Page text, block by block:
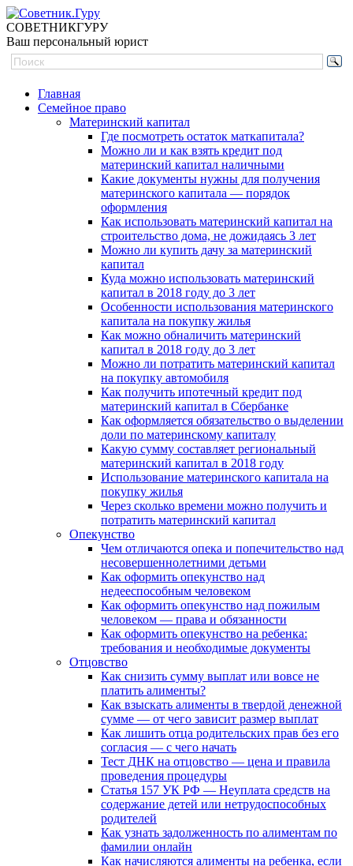
СОВЕТНИКГУРУ
Ваш персональный юрист
Главная
Семейное право
Материнский капитал
Где посмотреть остаток маткапитала?
Можно ли и как взять кредит под
материнский капитал наличными
Какие документы нужны для получения
материнского капитала — порядок
оформления
Как использовать материнский капитал на
строительство дома, не дожидаясь 3 лет
Можно ли купить дачу за материнский
капитал
Куда можно использовать материнский
капитал в 2018 году до 3 лет
Особенности использования материнского
капитала на покупку жилья
Как можно обналичить материнский
капитал в 2018 году до 3 лет
Можно ли потратить материнский капитал
на покупку автомобиля
Как получить ипотечный кредит под
материнский капитал в Сбербанке
Как оформляется обязательство о выделении
доли по материнскому капиталу
Какую сумму составляет региональный
материнский капитал в 2018 году
Использование материнского капитала на
покупку жилья
Через сколько времени можно получить и
потратить материнский капитал
Опекунство
Чем отличаются опека и попечительство над
несовершеннолетними детьми
Как оформить опекунство над
недееспособным человеком
Как оформить опекунство над пожилым
человеком — права и обязанности
Как оформить опекунство на ребенка:
требования и необходимые документы
Отцовство
Как снизить сумму выплат или вовсе не
платить алименты?
Как взыскать алименты в твердой денежной
сумме — от чего зависит размер выплат
Как лишить отца родительских прав без его
согласия — с чего начать
Тест ДНК на отцовство — цена и правила
проведения процедуры
Статья 157 УК РФ — Неуплата средств на
содержание детей или нетрудоспособных
родителей
Как узнать задолженность по алиментам по
фамилии онлайн
Как начисляются алименты на ребенка, если